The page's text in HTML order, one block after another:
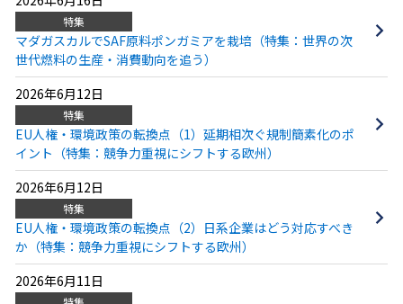
特集
マダガスカルでSAF原料ポンガミアを栽培（特集：世界の次
世代燃料の生産・消費動向を追う）
2026年6月12日
特集
EU人権・環境政策の転換点（1）延期相次ぐ規制簡素化のポ
イント（特集：競争力重視にシフトする欧州）
2026年6月12日
特集
EU人権・環境政策の転換点（2）日系企業はどう対応すべき
か（特集：競争力重視にシフトする欧州）
2026年6月11日